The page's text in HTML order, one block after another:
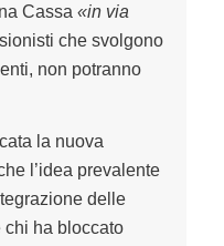
Cassa «in via
che svolgono
non potranno
la nuova
l’idea prevalente
delle
chi ha bloccato